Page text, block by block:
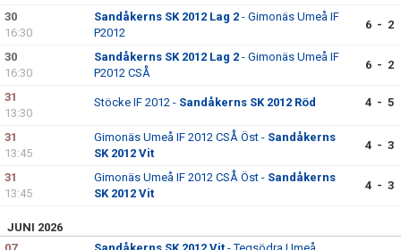
30
16:30
Sandåkerns SK 2012 Lag 2 - Gimonäs Umeå IF
P2012
6 - 2
30
16:30
Sandåkerns SK 2012 Lag 2 - Gimonäs Umeå IF
P2012 CSÅ
6 - 2
31
13:30
Stöcke IF 2012 - Sandåkerns SK 2012 Röd 4 - 5
31
13:45
Gimonäs Umeå IF 2012 CSÅ Öst - Sandåkerns
SK 2012 Vit
4 - 3
31
13:45
Gimonäs Umeå IF 2012 CSÅ Öst - Sandåkerns
SK 2012 Vit
4 - 3
JUNI 2026